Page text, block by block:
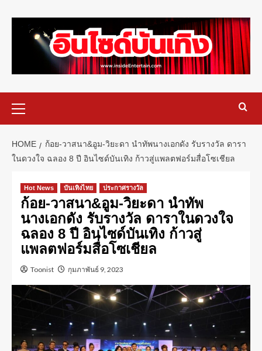
HOME
ก้อย-วาสนา&อูม-วิยะดา นำทัพนางเอกดัง รับรางวัล ดารา
ในดวงใจ ฉลอง 8 ปี อินไซด์บันเทิง ก้าวสู่แพลตฟอร์มสื่อโซเชียล
Hot News บันเทิงไทย ประกาศรางวัล
ก้อย-วาสนา&อูม-วิยะดา นำทัพ
นางเอกดัง รับรางวัล ดาราในดวงใจ
ฉลอง 8 ปี อินไซด์บันเทิง ก้าวสู่
แพลตฟอร์มสื่อโซเชียล
Toonist กุมภาพันธ์ 9, 2023